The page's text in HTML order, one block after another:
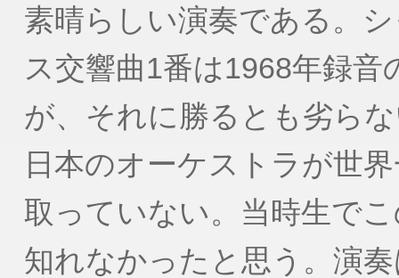
素晴らしい演奏である。
ス交響曲1番は1968年録
が、それに勝るとも劣ら
日本のオーケストラが世
取っていない。当時生で
知れなかったと思う。演